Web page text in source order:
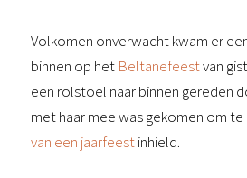
Volkomen onverwacht kwam er
binnen op het Beltanefeestvan
een rolstoel naar binnen gereden
met haar mee was gekomen om
van een jaarfeestinhield.